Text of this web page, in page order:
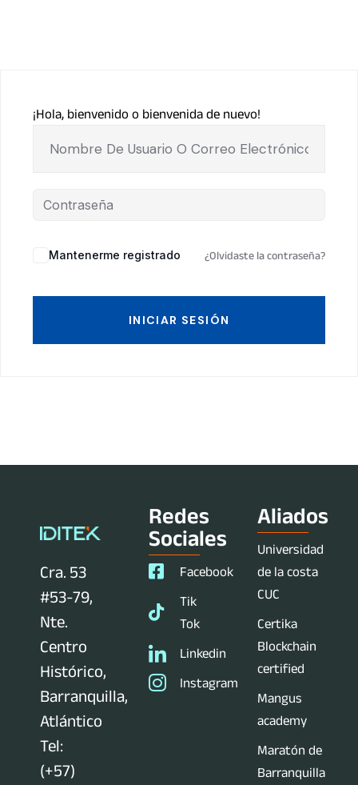
¡Hola, bienvenido o bienvenida de nuevo!
Mantenerme registrado ¿Olvidaste la contraseña?
INICIAR SESIÓN
Cra. 53
#53-79,
Nte.
Centro
Histórico,
Barranquilla,
Atlántico
Tel:
(+57)
Redes
Sociales
Facebook
Tik
Tok
Linkedin
Instagram
Aliados
Universidad
de la costa
CUC
Certika
Blockchain
certified
Mangus
academy
Maratón de
Barranquilla